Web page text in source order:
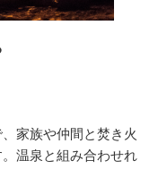
家族や仲間と焚き火
温泉と組み合わせれ